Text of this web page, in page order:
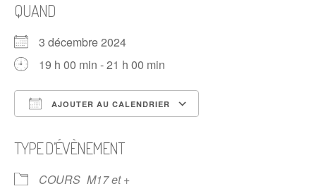
QUAND
3 décembre 2024
19 h 00 min - 21 h 00 min
AJOUTER AU CALENDRIER
TYPE D’ÉVÈNEMENT
COURS M17 et +